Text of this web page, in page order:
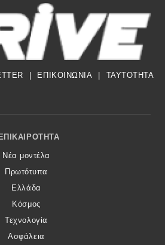
ΕΠΙΚΟΙΝΩΝΙΑ TAYTOTHTA
Menu
ΕΠΙΚΑΙΡΌΤΗΤΑ
Νέα μοντέλα
Πρωτότυπα
Ελλάδα
Κόσμος
Τεχνολογία
Ασφάλεια